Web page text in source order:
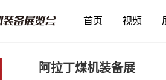
首页 视频
阿拉丁煤机装备展